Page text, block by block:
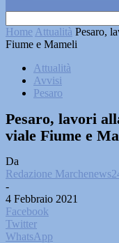
Home Attualità Pesaro,
Fiume e Mameli
Attualità
Avvisi
Pesaro
Pesaro, lavori
viale Fiume e
Da
Redazione
-
4 Febbraio 2021
Facebook
Twitter
WhatsApp